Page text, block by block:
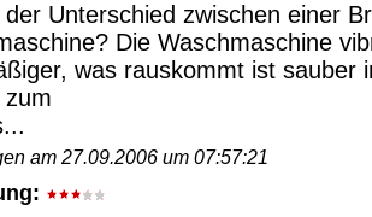
Unterschied zwischen einer
Die Waschmaschine
was rauskommt ist sauber
am 27.09.2006 um 07:57:21